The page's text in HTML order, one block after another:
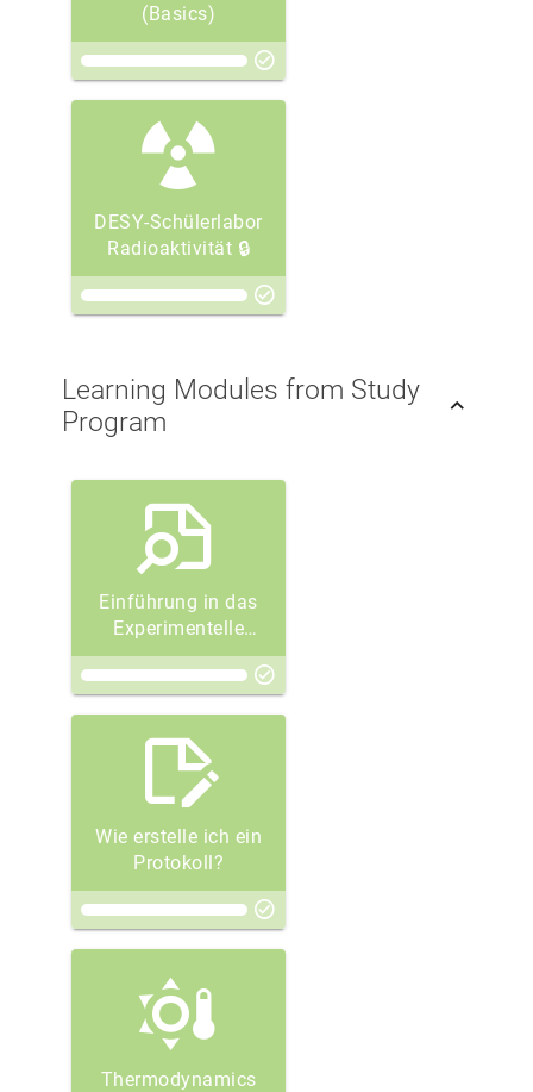
(Basics)
DESY-Schülerlabor
Radioaktivität 🔒
Learning Modules from Study
Program
Einführung in das
Experimentelle
Arbeiten
Wie erstelle ich ein
Protokoll?
Thermodynamics